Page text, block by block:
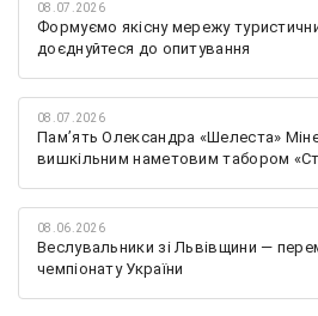
08.07.2026
Формуємо якісну мережу
доєднуйтеся до опитування
08.07.2026
Памʼять Олександра «Шелеста»
вишкільним наметовим табором
08.06.2026
Веслувальники зі Львівщини —
чемпіонату України